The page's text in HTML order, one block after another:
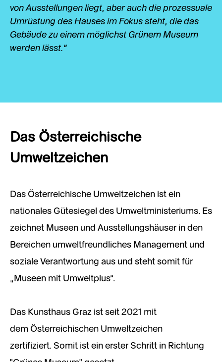
von Ausstellungen liegt, aber auch die prozessuale
Umrüstung des Hauses im Fokus steht, die das
Gebäude zu einem möglichst Grünem Museum
werden lässt.“
Das Österreichische
Umweltzeichen
Das Österreichische Umweltzeichen ist ein
nationales Gütesiegel des Umweltministeriums. Es
zeichnet Museen und Ausstellungshäuser in den
Bereichen umweltfreundliches Management und
soziale Verantwortung aus und steht somit für
„Museen mit Umweltplus“.
Das Kunsthaus Graz ist seit 2021 mit
dem Österreichischen Umweltzeichen
zertifiziert. Somit ist ein erster Schritt in Richtung